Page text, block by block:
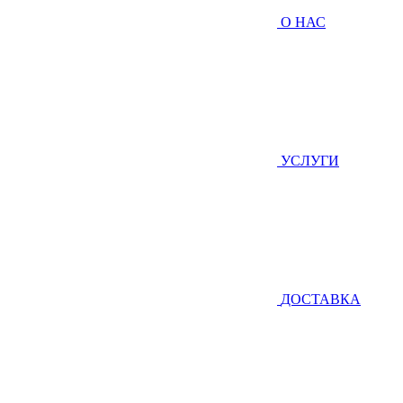
О НАС
УСЛУГИ
ДОСТАВКА